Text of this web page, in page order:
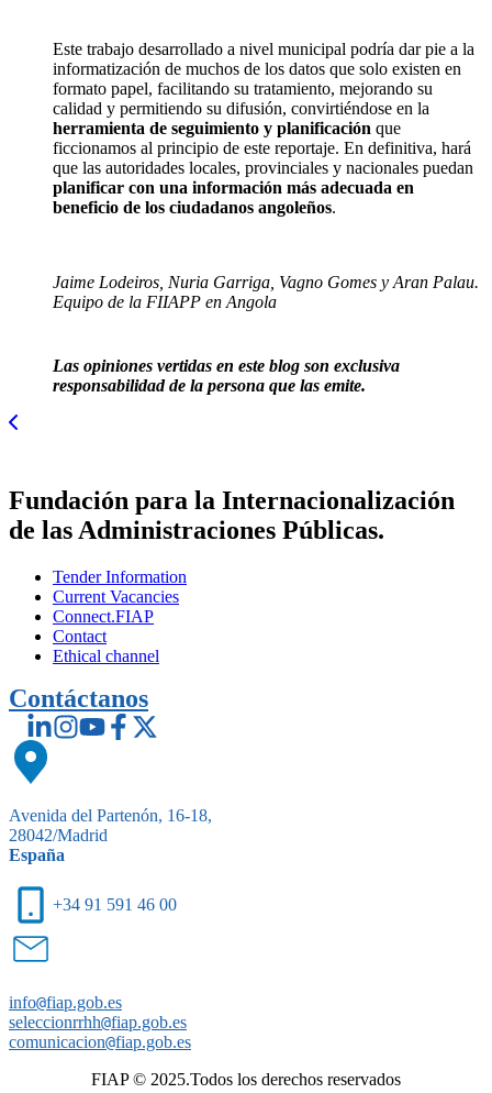
Este trabajo desarrollado a nivel municipal podría dar pie a la
informatización de muchos de los datos que solo existen en
formato papel, facilitando su tratamiento, mejorando su
calidad y permitiendo su difusión, convirtiéndose en la
herramienta de seguimiento y planificación que
ficcionamos al principio de este reportaje. En definitiva, hará
que las autoridades locales, provinciales y nacionales puedan
planificar con una información más adecuada en
beneficio de los ciudadanos angoleños.
Jaime Lodeiros, Nuria Garriga, Vagno Gomes y Aran Palau.
Equipo de la FIIAPP en Angola
Las opiniones vertidas en este blog son exclusiva
responsabilidad de la persona que las emite.
Fundación para la Internacionalización
de las Administraciones Públicas.
Tender Information
Current Vacancies
Connect.FIAP
Contact
Ethical channel
Contáctanos
Avenida del Partenón, 16-18,
28042/Madrid
España
+34 91 591 46 00
info@fiap.gob.es
seleccionrrhh@fiap.gob.es
comunicacion@fiap.gob.es
FIAP © 2025.Todos los derechos reservados